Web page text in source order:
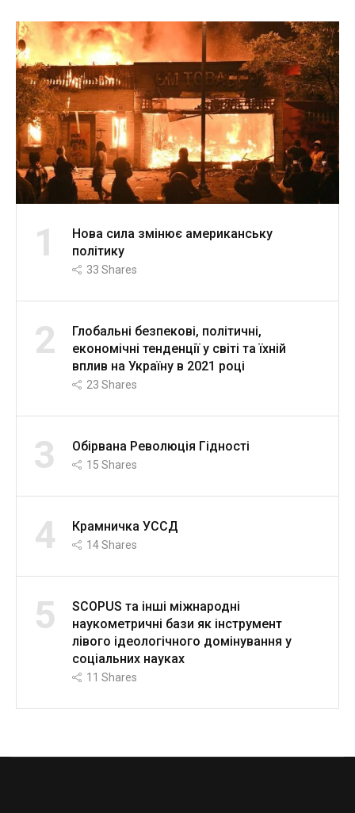
1
Нова сила змінює американську
політику
33 Shares
2
Глобальні безпекові, політичні,
економічні тенденції у світі та їхній
вплив на Україну в 2021 році
23 Shares
3 Обірвана Революція Гідності
15 Shares
4 Крамничка УССД
14Shares
5
SCOPUS та інші міжнародні
наукометричні бази як інструмент
лівого ідеологічного домінування у
соціальних науках
11 Shares